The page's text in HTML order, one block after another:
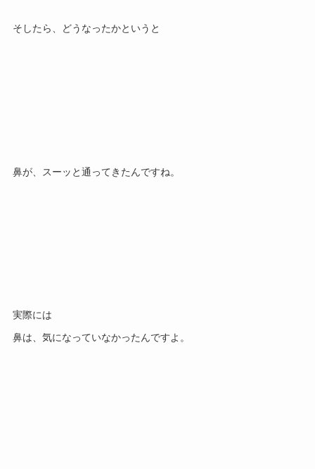
そしたら、どうなったかというと
鼻が、スーッと通ってきたんですね。
実際には
鼻は、気になっていなかったんですよ。